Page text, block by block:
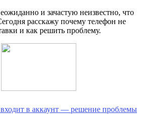
и зачастую неизвестно, что
расскажу почему телефон не
и как решить проблему.
в аккаунт — решение проблемы